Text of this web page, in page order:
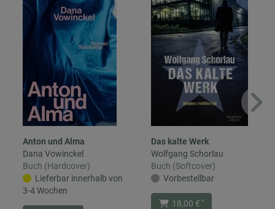
Anton und Alma
Dana Vowinckel
Buch (Hardcover)
Lieferbar innerhalb von
3-4 Wochen
Das kalte Werk
Wolfgang Schorlau
Buch (Softcover)
Vorbestellbar
18,00 € *